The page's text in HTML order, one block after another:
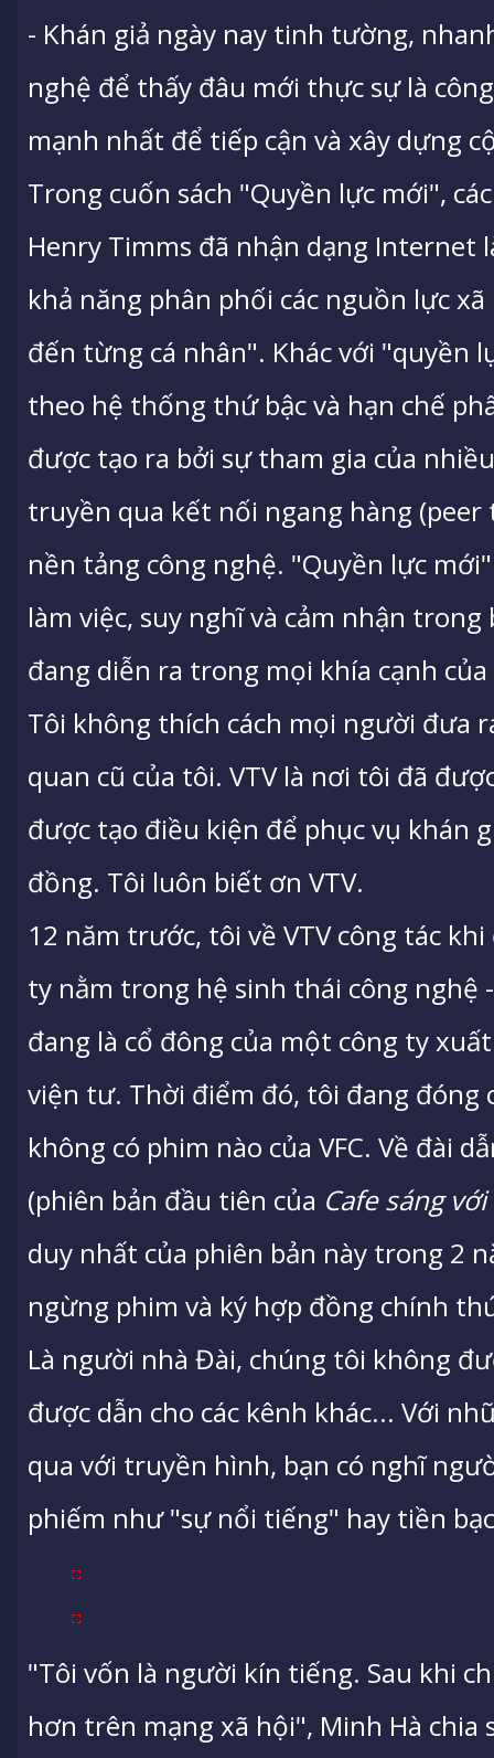
- Khán giả ngày nay tinh tường,
nghệ để thấy đâu mới thực sự là
mạnh nhất để tiếp cận và xây dựng
Trong cuốn sách "Quyền lực mới",
Henry Timms đã nhận dạng Internet
khả năng phân phối các nguồn lực
đến từng cá nhân". Khác với "quyền
theo hệ thống thứ bậc và hạn chế
được tạo ra bởi sự tham gia của
truyền qua kết nối ngang hàng
nền tảng công nghệ. "Quyền lực
làm việc, suy nghĩ và cảm nhận
đang diễn ra trong mọi khía cạnh
Tôi không thích cách mọi người đưa
quan cũ của tôi. VTV là nơi tôi đã
được tạo điều kiện để phục vụ khán
đồng. Tôi luôn biết ơn VTV.
12 năm trước, tôi về VTV công tác
ty nằm trong hệ sinh thái công nghệ
đang là cổ đông của một công ty
viện tư. Thời điểm đó, tôi đang đóng
không có phim nào của VFC. Về đài
(phiên bản đầu tiên của Cafe sáng với
duy nhất của phiên bản này trong 2
ngừng phim và ký hợp đồng chính
Là người nhà Đài, chúng tôi không
được dẫn cho các kênh khác... Với
qua với truyền hình, bạn có nghĩ
phiếm như "sự nổi tiếng" hay tiền
"Tôi vốn là người kín tiếng. Sau khi
hơn trên mạng xã hội", Minh Hà chia